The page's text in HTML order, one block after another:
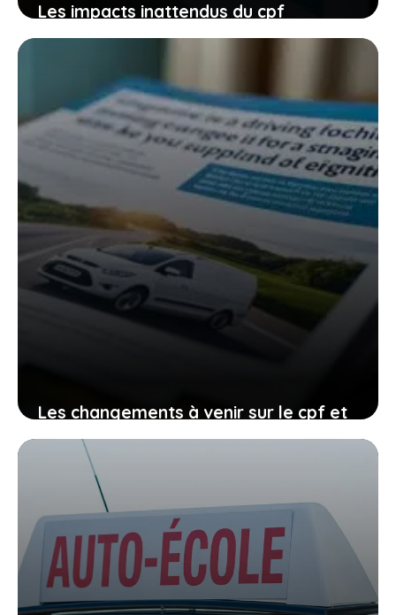
Les impacts inattendus du cpf
restreint aux demandeurs d’emploi sur
conduite
27 janvier 2026
Les changements à venir sur le cpf et
le permis de conduire, comment vous
organiser avant qu’il ne soit trop tard
27 janvier 2026